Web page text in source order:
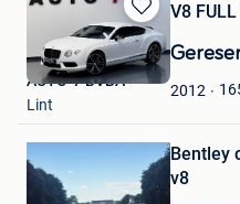
Bewaren
in
Mijn
Favorieten
V8
2012
AUTO-7 BVBA
Lint
Mijn
Favorieten
Bentley
v8